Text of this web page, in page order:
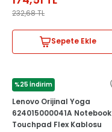
232,68TL
Sepete Ekle
%25 İndirim
LENOVO
Lenovo Orijinal Yoga
624015000041A Notebook
Touchpad Flex Kablosu